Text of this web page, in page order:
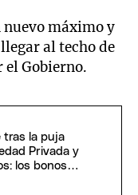
nuevo máximo y
al techo de
Gobierno.
tras la puja
Privada y
los bonos